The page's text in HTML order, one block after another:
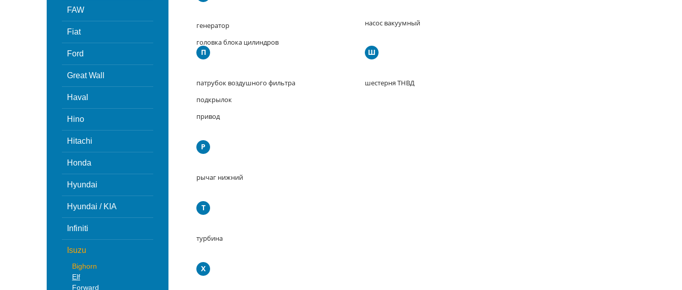
FAW
Fiat
Ford
Great Wall
Haval
Hino
Hitachi
Honda
Hyundai
Hyundai / KIA
Infiniti
Isuzu
Bighorn
Elf
Forward
генератор
головка блока цилиндров
насос вакуумный
П
патрубок воздушного фильтра
подкрылок
привод
Р
рычаг нижний
Т
турбина
Х
Ш
шестерня ТНВД